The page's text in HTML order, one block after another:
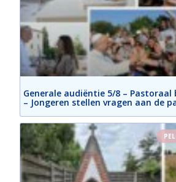
Generale audiëntie 5/8 – Pastoraal
– Jongeren stellen vragen aan de